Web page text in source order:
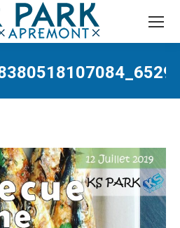
Recherche
: